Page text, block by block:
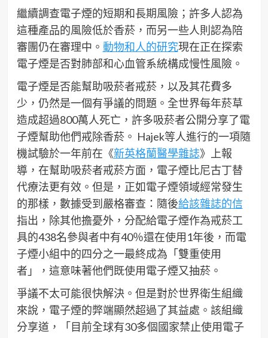
繼續調查電子煙的短期和長期風險；許多人認為
這種產品的風險低於香菸，而另一些人則認為陪
審團仍在審理中。 動物和人的研究現在正在探索
電子煙是否對肺部和心血管系統構成慢性風險。
電子煙是否能幫助吸菸者戒菸，以及其花費多
少，仍然是一個有爭議的問題。全世界每年菸草
造成超過800萬人死亡，許多吸菸者公開分享了電
子煙幫助他們戒除香菸。 Hajek等人進行的一項隨
機試驗於一年前在《新英格蘭醫學雜誌》上報
導，在幫助吸菸者戒菸方面，電子煙比尼古丁替
代療法更有效。但是，正如電子煙領域經常發生
的那樣，數據受到嚴格審查：隨後給該雜誌的信
指出，除其他擔憂外，分配給電子煙作為戒菸工
具的438名參與者中有40％還在使用1年後，而電
子煙小組中的四分之一最終成為「雙重使用
者」，這意味著他們既使用電子煙又抽菸。
爭議不太可能很快解決。但是對於世界衛生組織
來說，電子煙的弊端顯然超過了其益處。該組織
分享道，「目前全球有30多個國家禁止使用電子